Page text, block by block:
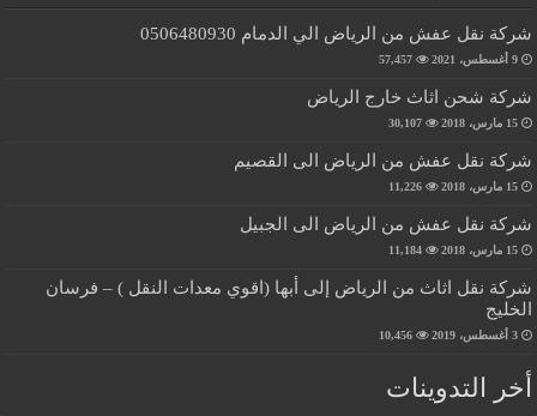
شركة نقل عفش من الرياض الي الدمام 0506480930
9 أغسطس، 2021 57,457
شركة شحن اثاث خارج الرياض
15 مارس، 2018 30,107
شركة نقل عفش من الرياض الى القصيم
15 مارس، 2018 11,226
شركة نقل عفش من الرياض الى الجبيل
15 مارس، 2018 11,184
شركة نقل اثاث من الرياض إلى أبها (اقوي معدات النقل ) – فرسان
الخليج
3 أغسطس، 2019 10,456
أخر التدوينات